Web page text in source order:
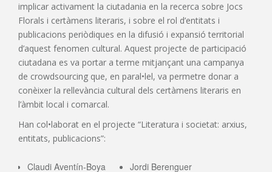
implicar activament la ciutadania en la recerca sobre Jocs
Florals i certàmens literaris, i sobre el rol d’entitats i
publicacions periòdiques en la difusió i expansió territorial
d’aquest fenomen cultural. Aquest projecte de participació
ciutadana es va portar a terme mitjançant una campanya
de crowdsourcing que, en paral•lel, va permetre donar a
conèixer la rellevància cultural dels certàmens literaris en
l’àmbit local i comarcal.
Han col•laborat en el projecte “Literatura i societat: arxius,
entitats, publicacions”:
Claudi Aventín-Boya
Jordi Berenguer